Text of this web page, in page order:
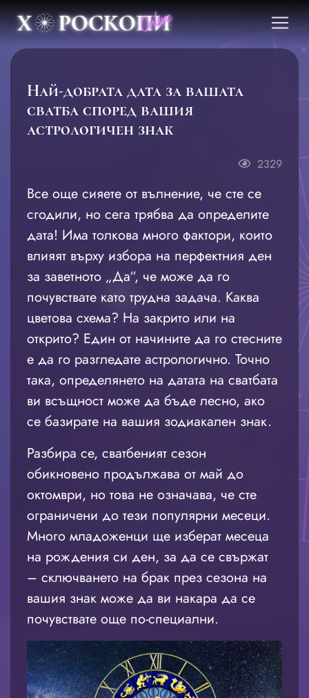
Най-добрата дата за вашата
сватба според вашия
астрологичен знак
2329
Все още сияете от вълнение, че сте се
сгодили, но сега трябва да определите
дата! Има толкова много фактори, които
влияят върху избора на перфектния ден
за заветното „Да“, че може да го
почувствате като трудна задача. Каква
цветова схема? На закрито или на
открито? Един от начините да го стесните
е да го разгледате астрологично. Точно
така, определянето на датата на сватбата
ви всъщност може да бъде лесно, ако
се базирате на вашия зодиакален знак.
Разбира се, сватбеният сезон
обикновено продължава от май до
октомври, но това не означава, че сте
ограничени до тези популярни месеци.
Много младоженци ще изберат месеца
на рождения си ден, за да се свържат
– сключването на брак през сезона на
вашия знак може да ви накара да се
почувствате още по-специални.